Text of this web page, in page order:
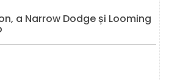
a Narrow Dodge și Looming